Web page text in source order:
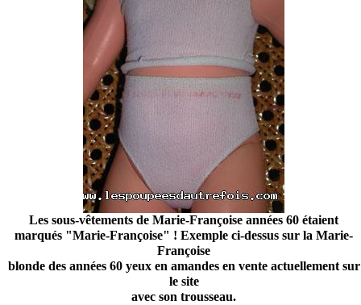
Les sous-vêtements de Marie-Françoise années 60 étaient
marqués "Marie-Françoise" ! Exemple ci-dessus sur la Marie-
Françoise
blonde des années 60 yeux en amandes en vente actuellement sur
le site
avec son trousseau.